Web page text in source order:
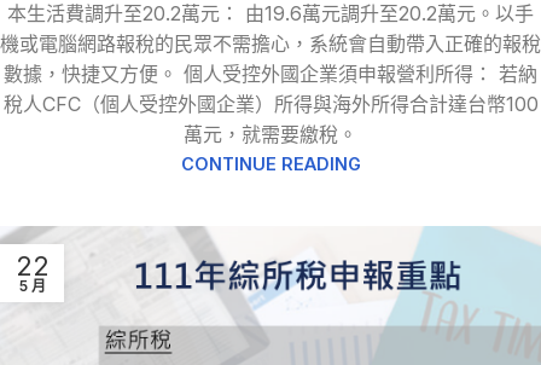
本生活費調升至20.2萬元： 由19.6萬元調升至20.2萬元。以手
機或電腦網路報稅的民眾不需擔心，系統會自動帶入正確的報稅
數據，快捷又方便。 個人受控外國企業須申報營利所得： 若納
稅人CFC（個人受控外國企業）所得與海外所得合計達台幣100
萬元，就需要繳稅。
CONTINUE READING
22
5 月